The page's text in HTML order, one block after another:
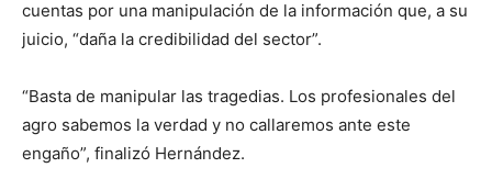
cuentas por una manipulación de la información que, a su
juicio, “daña la credibilidad del sector”.
“Basta de manipular las tragedias. Los profesionales del
agro sabemos la verdad y no callaremos ante este
engaño”, finalizó Hernández.